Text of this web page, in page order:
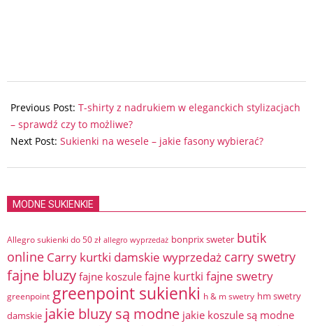
06-
04
Previous Post: T-shirty z nadrukiem w eleganckich stylizacjach
– sprawdź czy to możliwe?
Next Post: Sukienki na wesele – jakie fasony wybierać?
MODNE SUKIENKIE
Allegro sukienki do 50 zł allegro wyprzedaż bonprix sweter butik
online Carry kurtki damskie wyprzedaż carry swetry
fajne bluzy fajne koszule fajne kurtki fajne swetry
greenpoint greenpoint sukienki h & m swetry hm swetry
damskie jakie bluzy są modne jakie koszule są modne